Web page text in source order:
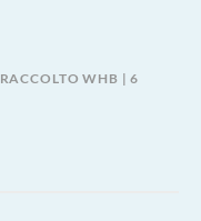
RACCOLTO WHB
6